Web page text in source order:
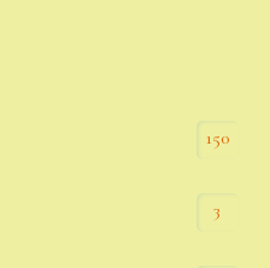
150
3